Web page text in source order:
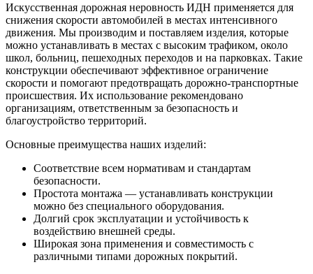
Искусственная дорожная неровность ИДН применяется для
снижения скорости автомобилей в местах интенсивного
движения. Мы производим и поставляем изделия, которые
можно устанавливать в местах с высоким трафиком, около
школ, больниц, пешеходных переходов и на парковках. Такие
конструкции обеспечивают эффективное ограничение
скорости и помогают предотвращать дорожно-транспортные
происшествия. Их использование рекомендовано
организациям, ответственным за безопасность и
благоустройство территорий.
Основные преимущества наших изделий:
Соответствие всем нормативам и стандартам
безопасности.
Простота монтажа — устанавливать конструкции
можно без специального оборудования.
Долгий срок эксплуатации и устойчивость к
воздействию внешней среды.
Широкая зона применения и совместимость с
различными типами дорожных покрытий.